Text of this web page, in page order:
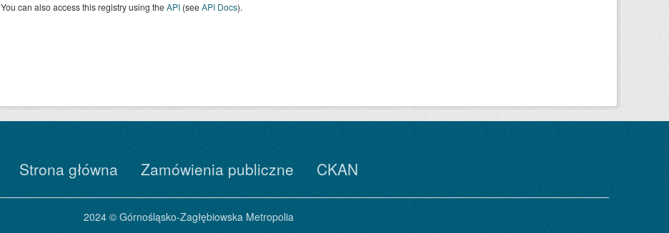
You can also access this registry using theAPI(seeAPI Docs).
Strona główna Zamówienia publiczne CKAN
2024 © Górnośląsko-Zagłębiowska Metropolia